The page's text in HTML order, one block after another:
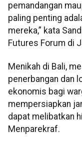
pemandangan
paling penting
mereka,” kata
Futures Forum di
Menikah di Bali,
penerbangan dan
ekonomis bagi
mempersiapkan
dapat melibatkan
Menparekraf.